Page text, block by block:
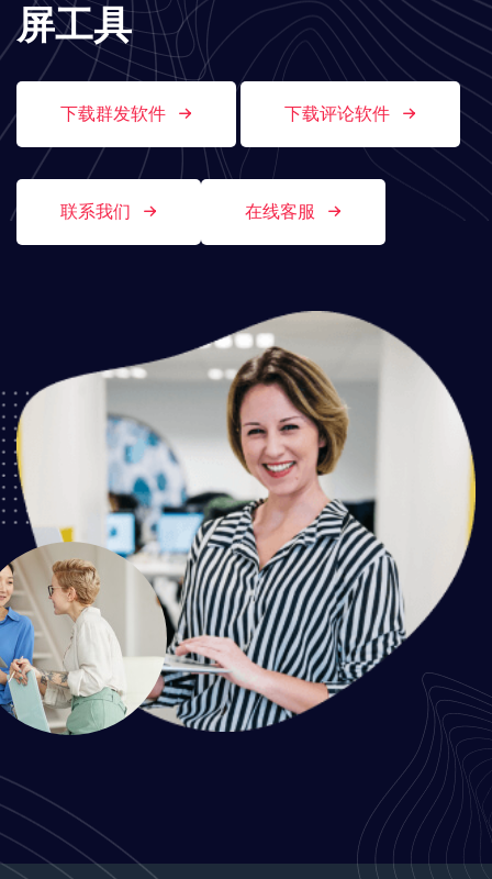
屏工具
下载群发软件 下载评论软件
联系我们 在线客服